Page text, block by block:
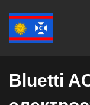
ЕКОНОМІКА
Bluetti